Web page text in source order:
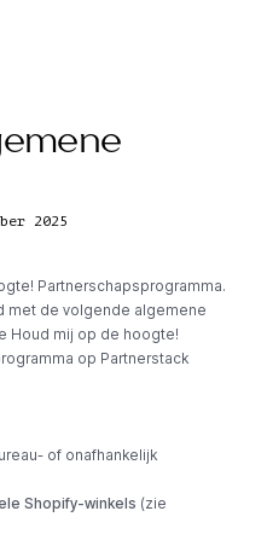
2025
Partnerschapsprogramma.
met de volgende algemene
Houd mij op de hoogte!
op Partnerstack
of onafhankelijk
Shopify-winkels (zie